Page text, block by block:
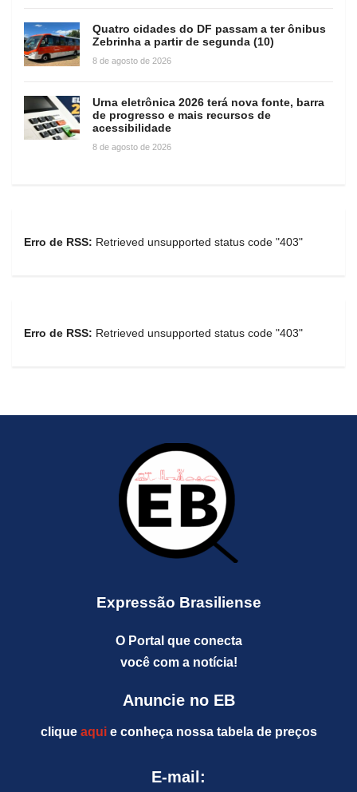
Quatro cidades do DF passam a ter ônibus
Zebrinha a partir de segunda (10)
8 de agosto de 2026
Urna eletrônica 2026 terá nova fonte, barra
de progresso e mais recursos de
acessibilidade
8 de agosto de 2026
Erro de RSS: Retrieved unsupported status code "403"
Erro de RSS: Retrieved unsupported status code "403"
Expressão Brasiliense
O Portal que conecta
você com a notícia!
Anuncie no EB
clique aquie conheça nossa tabela de preços
E-mail: